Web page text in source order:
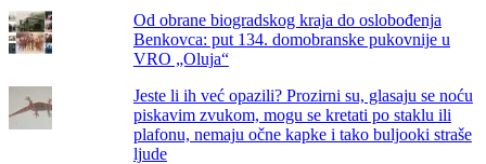
Od obrane biogradskog kraja do oslobođenja
Benkovca: put 134. domobranske pukovnije u
VRO „Oluja“
Jeste li ih već opazili? Prozirni su, glasaju se noću
piskavim zvukom, mogu se kretati po staklu ili
plafonu, nemaju očne kapke i tako buljooki straše
ljude